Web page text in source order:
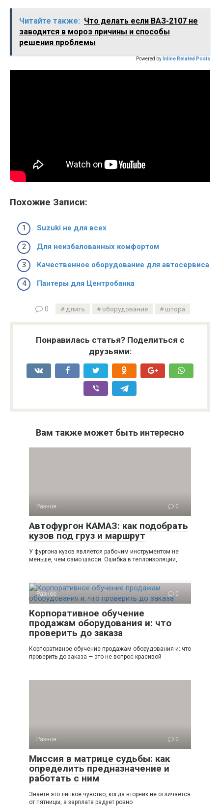
Читайте также: Что делать если ВАЗ-2107 не
заводится в мороз причины и способы
решения проблемы
Powered by Inline Related Posts
Похожие Записи:
Suzuki не для всех
Для неизбалованных комфортом
Качественное оборудование для автосервиса
Пантеры для Центробанка
0 длить оборудование штора
Понравилась статья? Поделиться с
друзьями:
Вам также может быть интересно
Разное 0
Автофургон КАМАЗ: как подобрать
кузов под груз и маршрут
У фургона кузов является рабочим инструментом не
меньше, чем само шасси. Ошибка в теплоизоляции,
Разное 0
Корпоративное обучение
продажам оборудования и: что
проверить до заказа
Корпоративное обучение продажам оборудования и: что
проверить до заказа — это не вопрос красивой
Разное 0
Миссия в матрице судьбы: как
определить предназначение и
работать с ним
Знаете это липкое чувство, когда вторник не отличается
от пятницы, а зарплата радует ровно